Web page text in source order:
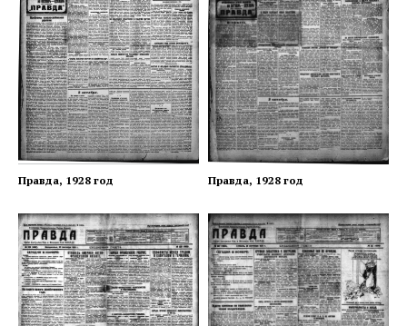
Правда, 1928 год Правда, 1928 год